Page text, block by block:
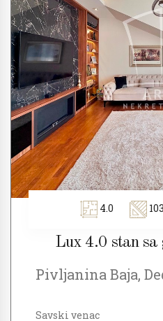
4.0
Lux 4.0 stan sa
Pivljanina Baja,
Savski venac